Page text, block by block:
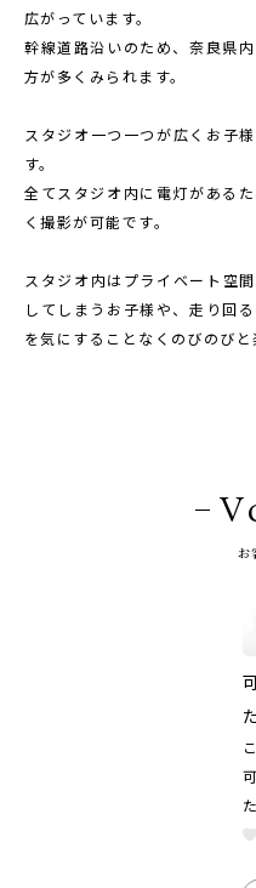
広がっています。
幹線道路沿いのため、奈良県
方が多くみられます。
スタジオ一つ一つが広くお子
す。
全てスタジオ内に電灯がある
く撮影が可能です。
スタジオ内はプライベート空
してしまうお子様や、走り回
を気にすることなくのびのびと
お